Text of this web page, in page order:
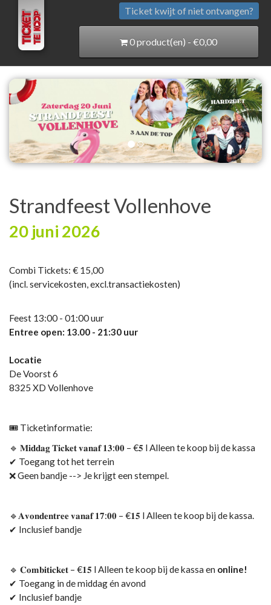
Ticket kwijt of niet ontvangen?
0 product(en) - €0,00
Strandfeest Vollenhove
20 juni 2026
Combi Tickets: € 15,00
(incl. servicekosten, excl.transactiekosten)
Feest 13:00 - 01:00 uur
Entree open: 13.00 - 21:30 uur
Locatie
De Voorst 6
8325 XD Vollenhove
🎟 Ticketinformatie:
🔹 𝐌𝐢𝐝𝐝𝐚𝐠 𝐓𝐢𝐜𝐤𝐞𝐭 𝐯𝐚𝐧𝐚𝐟 𝟏𝟑:𝟎𝟎 – €𝟓 l Alleen te koop bij de kassa
✔ Toegang tot het terrein
❌ Geen bandje --> Je krijgt een stempel.
🔹𝐀𝐯𝐨𝐧𝐝𝐞𝐧𝐭𝐫𝐞𝐞 𝐯𝐚𝐧𝐚𝐟 𝟏𝟕:𝟎𝟎 – €𝟏𝟓 l Alleen te koop bij de kassa.
✔ Inclusief bandje
🔹 𝐂𝐨𝐦𝐛𝐢𝐭𝐢𝐜𝐤𝐞𝐭 – €𝟏𝟓 l Alleen te koop bij de kassa en online!
✔ Toegang in de middag én avond
✔ Inclusief bandje